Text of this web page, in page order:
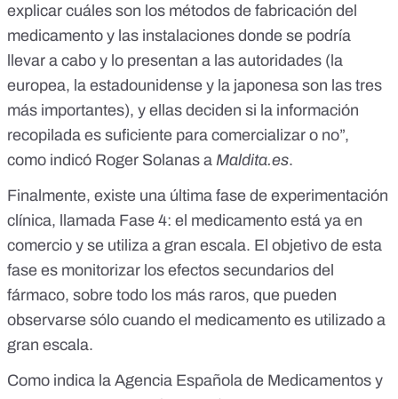
explicar cuáles son los métodos de fabricación del
medicamento y las instalaciones donde se podría
llevar a cabo y lo presentan a las autoridades (la
europea, la estadounidense y la japonesa son las tres
más importantes), y ellas deciden si la información
recopilada es suficiente para comercializar o no”,
como indicó Roger Solanas a Maldita.es.
Finalmente, existe una última fase de experimentación
clínica, llamada Fase 4: el medicamento está ya en
comercio y se utiliza a gran escala. El objetivo de esta
fase es monitorizar los efectos secundarios del
fármaco, sobre todo los más raros, que pueden
observarse sólo cuando el medicamento es utilizado a
gran escala.
Como indica la Agencia Española de Medicamentos y